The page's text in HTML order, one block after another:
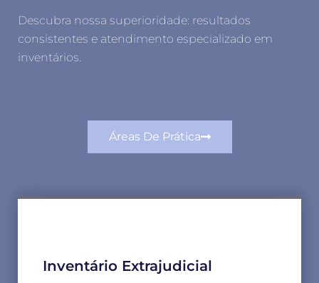
Descubra nossa superioridade: resultados
consistentes e atendimento especializado em
inventários.
Áreas De Prática
Inventário Extrajudicial